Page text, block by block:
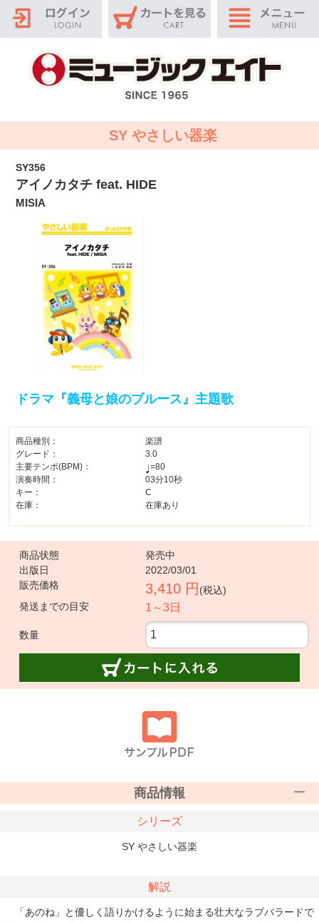
SY やさしい器楽
SY356
アイノカタチ feat. HIDE
MISIA
ドラマ『義母と娘のブルース』主題歌
商品種別：
楽譜
グレード：
3.0
主要テンポ(BPM)：
=80
演奏時間：
03分10秒
キー：
C
在庫：
在庫あり
商品状態
発売中
出版日
2022/03/01
販売価格
3,410 円 (税込)
発送までの目安
1～3日
数量
商品情報
シリーズ
SY やさしい器楽
解説
「あのね」と優しく語りかけるように始まる壮大なラブバラードで